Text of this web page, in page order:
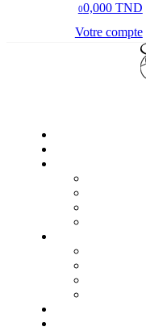
00,000 TND
Votre compte